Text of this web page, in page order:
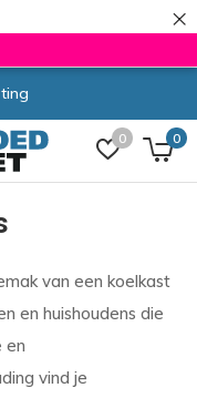
×
0 0
van een koelkast
en huishoudens die
en
vind je